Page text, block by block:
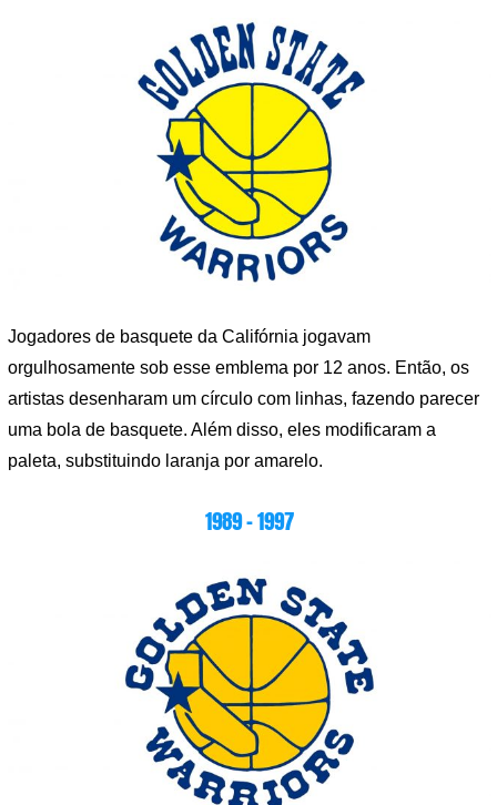
Jogadores de basquete da Califórnia jogavam
orgulhosamente sob esse emblema por 12 anos. Então, os
artistas desenharam um círculo com linhas, fazendo parecer
uma bola de basquete. Além disso, eles modificaram a
paleta, substituindo laranja por amarelo.
1989 – 1997